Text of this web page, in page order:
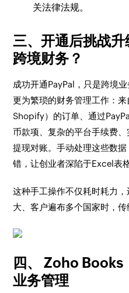
关法律法规。
三、开通后挑战
跨境财务？
成功开通PayPal，只是跨境
更为繁琐的财务管理工作：来
Shopify）的订单、通过
币款项、复杂的平台手续费
提现对账。手动处理这些数
错，让创业者深陷于Excel表
这种手工操作不仅耗时耗力
大、客户遍布多个国家时，传
四、 Zoho Books
业务管理